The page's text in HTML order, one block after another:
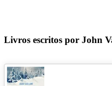
Livros escritos por John